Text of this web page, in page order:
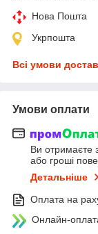
Нова Пошта
Укрпошта
Всі умови
Умови оплати
Ви отримаєте
або гроші
Детальніше
Оплата на
Онлайн-